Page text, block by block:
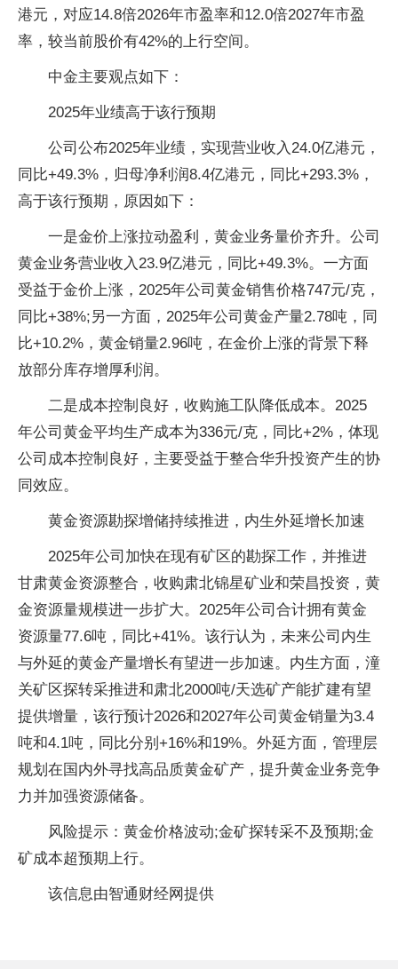
港元，对应14.8倍2026年市盈率和12.0倍2027年市盈
率，较当前股价有42%的上行空间。
中金主要观点如下：
2025年业绩高于该行预期
公司公布2025年业绩，实现营业收入24.0亿港元，
同比+49.3%，归母净利润8.4亿港元，同比+293.3%，
高于该行预期，原因如下：
一是金价上涨拉动盈利，黄金业务量价齐升。公司
黄金业务营业收入23.9亿港元，同比+49.3%。一方面
受益于金价上涨，2025年公司黄金销售价格747元/克，
同比+38%;另一方面，2025年公司黄金产量2.78吨，同
比+10.2%，黄金销量2.96吨，在金价上涨的背景下释
放部分库存增厚利润。
二是成本控制良好，收购施工队降低成本。2025
年公司黄金平均生产成本为336元/克，同比+2%，体现
公司成本控制良好，主要受益于整合华升投资产生的协
同效应。
黄金资源勘探增储持续推进，内生外延增长加速
2025年公司加快在现有矿区的勘探工作，并推进
甘肃黄金资源整合，收购肃北锦星矿业和荣昌投资，黄
金资源量规模进一步扩大。2025年公司合计拥有黄金
资源量77.6吨，同比+41%。该行认为，未来公司内生
与外延的黄金产量增长有望进一步加速。内生方面，潼
关矿区探转采推进和肃北2000吨/天选矿产能扩建有望
提供增量，该行预计2026和2027年公司黄金销量为3.4
吨和4.1吨，同比分别+16%和19%。外延方面，管理层
规划在国内外寻找高品质黄金矿产，提升黄金业务竞争
力并加强资源储备。
风险提示：黄金价格波动;金矿探转采不及预期;金
矿成本超预期上行。
该信息由智通财经网提供